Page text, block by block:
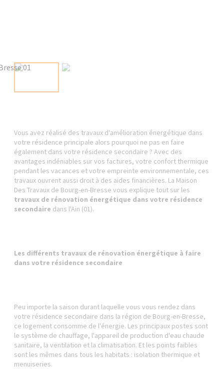
Vous avez réalisé des travaux d'amélioration énergétique dans
votre résidence principale alors pourquoi ne pas en faire
également dans votre résidence secondaire ? Avec des
avantages indéniables sur vos factures, votre confort thermique
pendant les vacances et votre empreinte environnementale, ces
travaux ouvrent aussi droit à des aides financières. La Maison
Des Travaux de Bourg-en-Bresse vous explique tout sur les
travaux de rénovation énergétique dans votre résidence
secondaire dans l'Ain (01).
Les différents travaux de rénovation énergétique à faire
dans votre résidence secondaire
Peu importe la saison durant laquelle vous vous rendez dans
votre résidence secondaire dans la région de Bourg-en-Bresse,
ce logement consomme de l'énergie. Les principaux postes sont
le système de chauffage, l'appareil de production d'eau chaude
sanitaire, la ventilation et la climatisation. Et les points faibles
sont les mêmes dans tous les habitats : isolation thermique et
menuiseries.